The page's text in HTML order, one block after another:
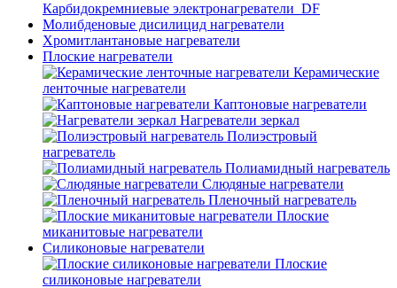
Карбидокремниевые электронагреватели_DF
Молибденовые дисилицид нагреватели
Хромитлантановые нагреватели
Плоские нагреватели
Керамические
ленточные нагреватели
Каптоновые нагреватели
Нагреватели зеркал
Полиэстровый
нагреватель
Полиамидный нагреватель
Слюдяные нагреватели
Пленочный нагреватель
Плоские
миканитовые нагреватели
Силиконовые нагреватели
Плоские
силиконовые нагреватели